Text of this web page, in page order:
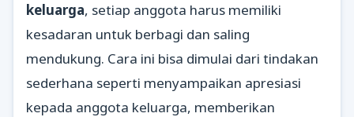
keluarga, setiap anggota harus memiliki
kesadaran untuk berbagi dan saling
mendukung. Cara ini bisa dimulai dari tindakan
sederhana seperti menyampaikan apresiasi
kepada anggota keluarga, memberikan